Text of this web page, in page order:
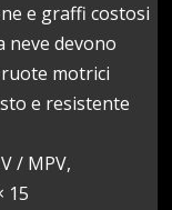
e graffi costosi
neve devono
motrici
e resistente
/ MPV,
15